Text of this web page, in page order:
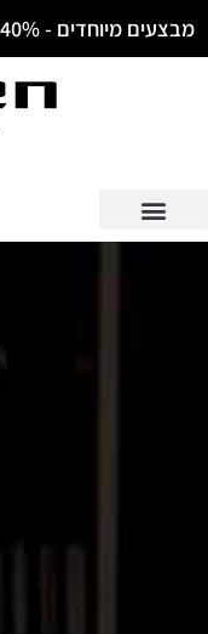
מבצעים מיוחדים - 40% הנחה על המותגים המשתתפים במבצע